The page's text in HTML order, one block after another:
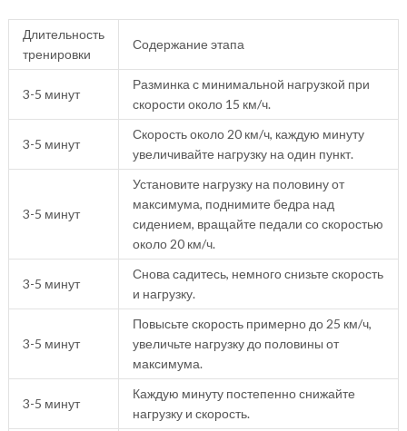
Длительность
тренировки
Содержание этапа
3-5 минут
Разминка с минимальной нагрузкой при
скорости около 15 км/ч.
3-5 минут
Скорость около 20 км/ч, каждую минуту
увеличивайте нагрузку на один пункт.
3-5 минут
Установите нагрузку на половину от
максимума, поднимите бедра над
сидением, вращайте педали со скоростью
около 20 км/ч.
3-5 минут
Снова садитесь, немного снизьте скорость
и нагрузку.
3-5 минут
Повысьте скорость примерно до 25 км/ч,
увеличьте нагрузку до половины от
максимума.
3-5 минут
Каждую минуту постепенно снижайте
нагрузку и скорость.